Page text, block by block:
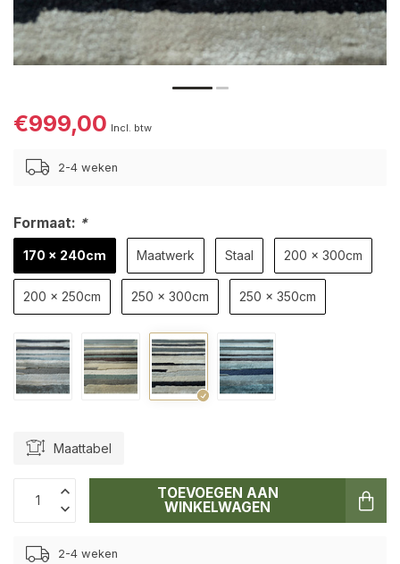
€999,00 Incl. btw
2-4 weken
Formaat: *
170 x 240cm Maatwerk Staal 200 x 300cm
200 x 250cm 250 x 300cm 250 x 350cm
Maattabel
TOEVOEGEN AAN
WINKELWAGEN
2-4 weken